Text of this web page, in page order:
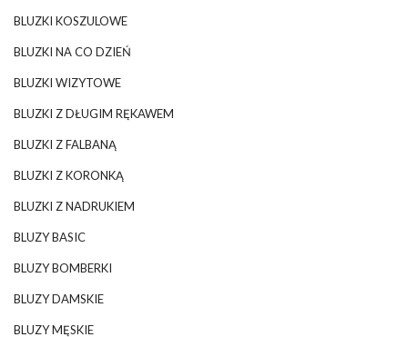
BLUZKI KOSZULOWE
BLUZKI NA CO DZIEŃ
BLUZKI WIZYTOWE
BLUZKI Z DŁUGIM RĘKAWEM
BLUZKI Z FALBANĄ
BLUZKI Z KORONKĄ
BLUZKI Z NADRUKIEM
BLUZY BASIC
BLUZY BOMBERKI
BLUZY DAMSKIE
BLUZY MĘSKIE